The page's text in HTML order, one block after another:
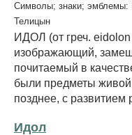
Символы; знаки; эмблемы:
Телицын
ИДОЛ (от греч.
изображающий,
почитаемый в
были предметы
позднее, с развитием
Идол